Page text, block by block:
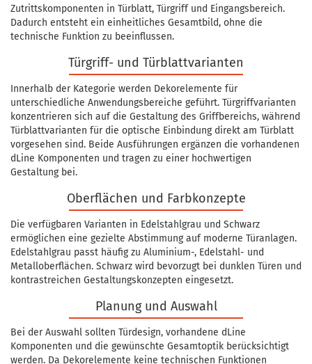
Zutrittskomponenten in Türblatt, Türgriff und Eingangsbereich.
Dadurch entsteht ein einheitliches Gesamtbild, ohne die
technische Funktion zu beeinflussen.
Türgriff- und Türblattvarianten
Innerhalb der Kategorie werden Dekorelemente für
unterschiedliche Anwendungsbereiche geführt. Türgriffvarianten
konzentrieren sich auf die Gestaltung des Griffbereichs, während
Türblattvarianten für die optische Einbindung direkt am Türblatt
vorgesehen sind. Beide Ausführungen ergänzen die vorhandenen
dLine Komponenten und tragen zu einer hochwertigen
Gestaltung bei.
Oberflächen und Farbkonzepte
Die verfügbaren Varianten in Edelstahlgrau und Schwarz
ermöglichen eine gezielte Abstimmung auf moderne Türanlagen.
Edelstahlgrau passt häufig zu Aluminium-, Edelstahl- und
Metalloberflächen. Schwarz wird bevorzugt bei dunklen Türen und
kontrastreichen Gestaltungskonzepten eingesetzt.
Planung und Auswahl
Bei der Auswahl sollten Türdesign, vorhandene dLine
Komponenten und die gewünschte Gesamtoptik berücksichtigt
werden. Da Dekorelemente keine technischen Funktionen